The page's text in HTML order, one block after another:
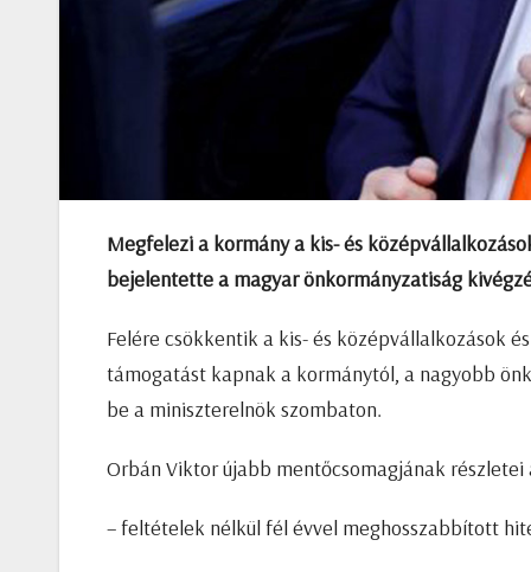
Megfelezi a kormány a kis- és
bejelentette a magyar önkormányzatiság
Felére csökkentik a kis- és középvállalkozások
támogatást kapnak a kormánytól, a nagyobb
be a miniszterelnök szombaton.
Orbán Viktor újabb mentőcsomagjának részletei
– feltételek nélkül fél évvel meghosszabbított